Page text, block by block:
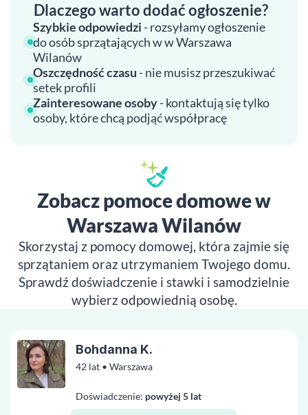
Dlaczego warto dodać ogłoszenie?
Szybkie odpowiedzi - rozsyłamy ogłoszenie
do osób sprzątających w w Warszawa
Wilanów
Oszczędność czasu - nie musisz przeszukiwać
setek profili
Zainteresowane osoby- kontaktują się tylko
osoby, które chcą podjąć współpracę
Zobacz pomoce domowe w
Warszawa Wilanów
Skorzystaj z pomocy domowej, która zajmie się
sprzątaniem oraz utrzymaniem Twojego domu.
Sprawdź doświadczenie i stawki i samodzielnie
wybierz odpowiednią osobę.
42 lat • Warszawa
Doświadczenie: powyżej 5 lat
Bohdanna K.